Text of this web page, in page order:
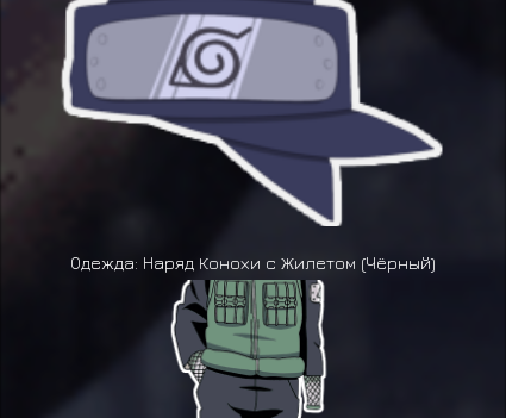
Одежда: Наряд Конохи с Жилетом (Чёрный)